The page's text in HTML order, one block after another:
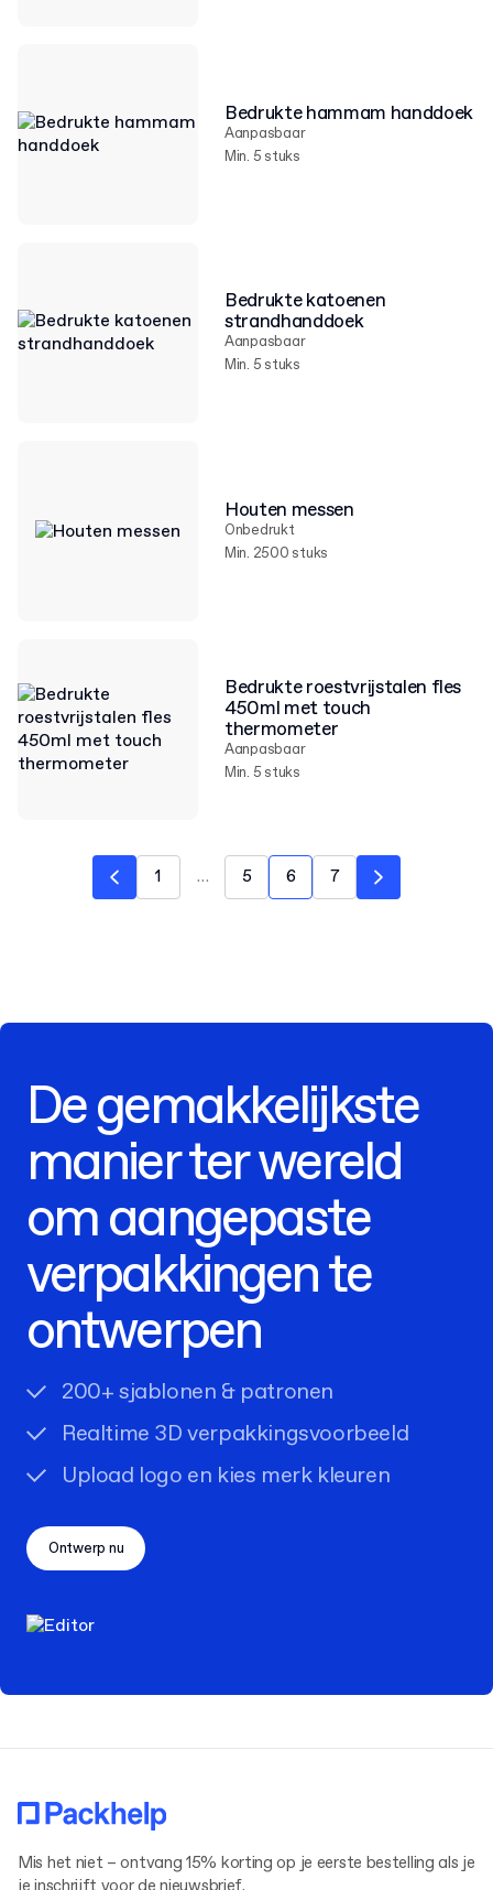
Bedrukte hammam handdoek
Aanpasbaar
Min. 5 stuks
Bedrukte katoenen
strandhanddoek
Aanpasbaar
Min. 5 stuks
Houten messen
Onbedrukt
Min. 2500 stuks
Bedrukte roestvrijstalen fles
450ml met touch
thermometer
Aanpasbaar
Min. 5 stuks
1 … 5 6 7
De gemakkelijkste
manier ter wereld
om aangepaste
verpakkingen te
ontwerpen
200+ sjablonen & patronen
Realtime 3D verpakkingsvoorbeeld
Upload logo en kies merk kleuren
Ontwerp nu
Mis het niet – ontvang 15% korting op je eerste bestelling als je